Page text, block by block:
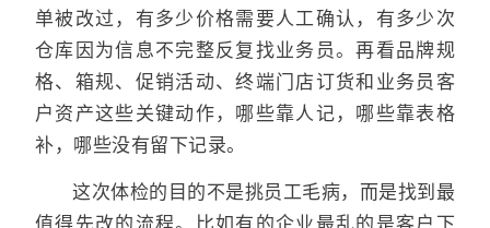
单被改过，有多少价格需要人工确认，有多少次
仓库因为信息不完整反复找业务员。再看品牌规
格、箱规、促销活动、终端门店订货和业务员客
户资产这些关键动作，哪些靠人记，哪些靠表格
补，哪些没有留下记录。
这次体检的目的不是挑员工毛病，而是找到最
值得先改的流程。比如有的企业最乱的是客户下